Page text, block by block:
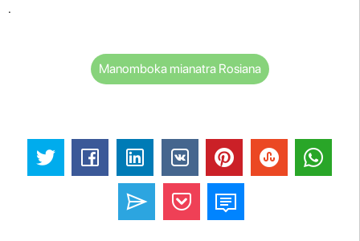
.
Manomboka mianatra Rosiana